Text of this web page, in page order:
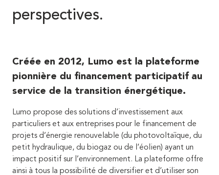
perspectives.
Créée en 2012, Lumo est la plateforme
pionnière du financement participatif au
service de la transition énergétique.
Lumo propose des solutions d’investissement aux
particuliers et aux entreprises pour le financement de
projets d’énergie renouvelable (du photovoltaïque, du
petit hydraulique, du biogaz ou de l’éolien) ayant un
impact positif sur l’environnement. La plateforme offre
ainsi à tous la possibilité de diversifier et d’utiliser son